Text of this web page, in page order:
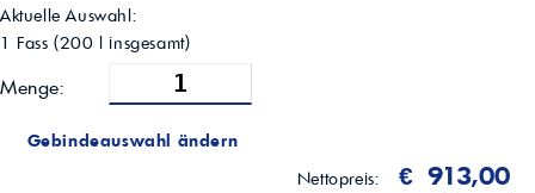
Umwelt / Abgasnachbehandlung
Niedriger Schwefelgehalt; geeignet für Motorräder mit Katalysator
(gemäß Herstellervorgabe)
Hinweis
Viskosität und Spezifikation immer mit dem Fahrzeug-Handbuch
Aktuelle Auswahl:
1 Fass (200 l insgesamt)
Menge:
Gebindeauswahl ändern
Nettopreis:
€ 913,00